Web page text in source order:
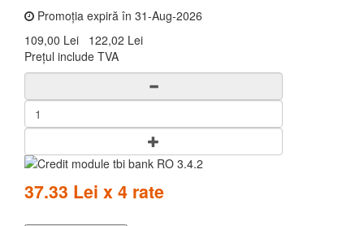
Promoția expiră în 31-Aug-2026
109,00 Lei
122,02 Lei
Prețul include TVA
37.33 Lei x 4 rate